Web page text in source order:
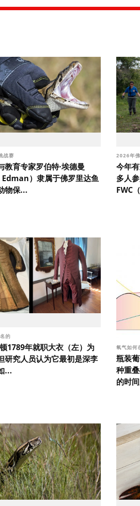
战赛
教育专家罗伯特·埃德曼
）隶属于佛罗里达鱼
物保...
2026年
今年
多人
FWC
的
1789年就职大衣（左）为
研究人员认为它最初是深李
...
氧气如何
瓶装
种重
的时